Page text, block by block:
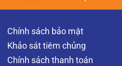
Chính sách bảo mật
Khảo sát tiêm chủng
Chính sách thanh toán